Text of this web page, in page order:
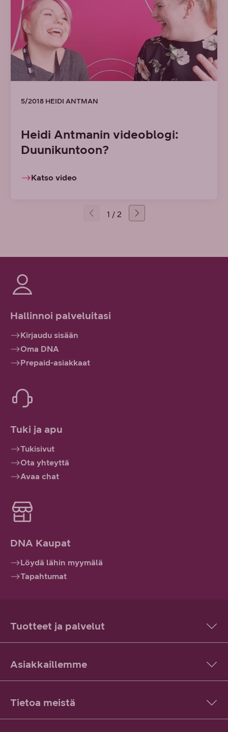
5/2018 HEIDI ANTMAN
Heidi Antmanin videoblogi:
Duunikuntoon?
Katso video
1 / 2
Hallinnoi palveluitasi
Kirjaudu sisään
Oma DNA
Prepaid-asiakkaat
Tuki ja apu
Tukisivut
Ota yhteyttä
Avaa chat
DNA Kaupat
Löydä lähin myymälä
Tapahtumat
Tuotteet ja palvelut
Asiakkaillemme
Tietoa meistä